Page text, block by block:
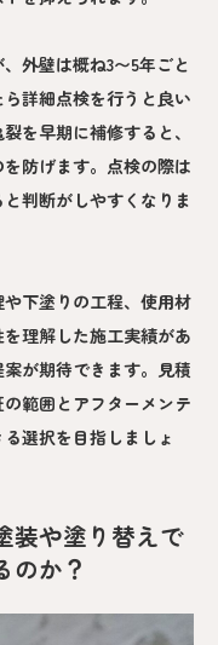
外壁は概ね3〜5年ごと
詳細点検を行うと良い
を早期に補修すると、
防げます。点検の際は
判断がしやすくなりま
下塗りの工程、使用材
理解した施工実績があ
が期待できます。見積
範囲とアフターメンテ
選択を目指しましょ
装や塗り替えで
のか？